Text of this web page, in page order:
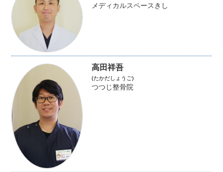
メディカルスペースきし
高田祥吾
(たかだしょうご)
つつじ整骨院